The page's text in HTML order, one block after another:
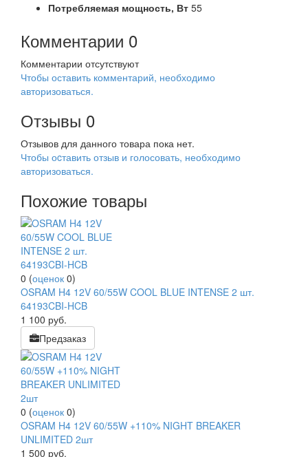
Потребляемая мощность, Вт 55
Комментарии 0
Комментарии отсутствуют
Чтобы оставить комментарий, необходимо
авторизоваться.
Отзывы 0
Отзывов для данного товара пока нет.
Чтобы оcтавить отзыв и голосовать, необходимо
авторизоваться.
Похожие товары
0 (оценок 0)
OSRAM H4 12V 60/55W COOL BLUE INTENSE 2 шт.
64193CBI-HCB
1 100 руб.
Предзаказ
0 (оценок 0)
OSRAM H4 12V 60/55W +110% NIGHT BREAKER
UNLIMITED 2шт
1 500 руб.